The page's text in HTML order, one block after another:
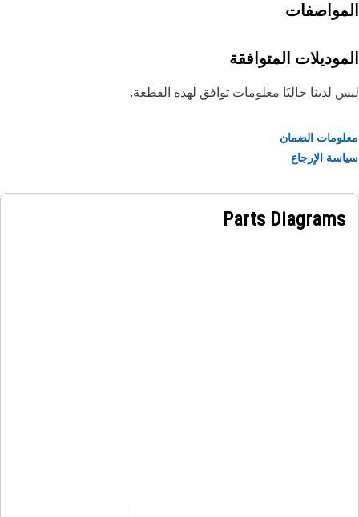
المتوافقة
لدينا حاليًا معلومات توافق لهذه القطعة.
الضمان
الإرجاع
Parts Diagrams